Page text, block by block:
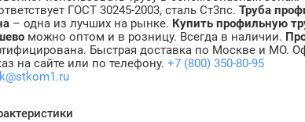
ГОСТ 30245-2003, сталь Ст3пс.Труба
– одна из лучших на рынке. Купить профильную
можно оптом и в розницу. Всегда в наличии.
Быстрая доставка по Москве и МО.
на сайте или по телефону.+7 (800) 350-80-95